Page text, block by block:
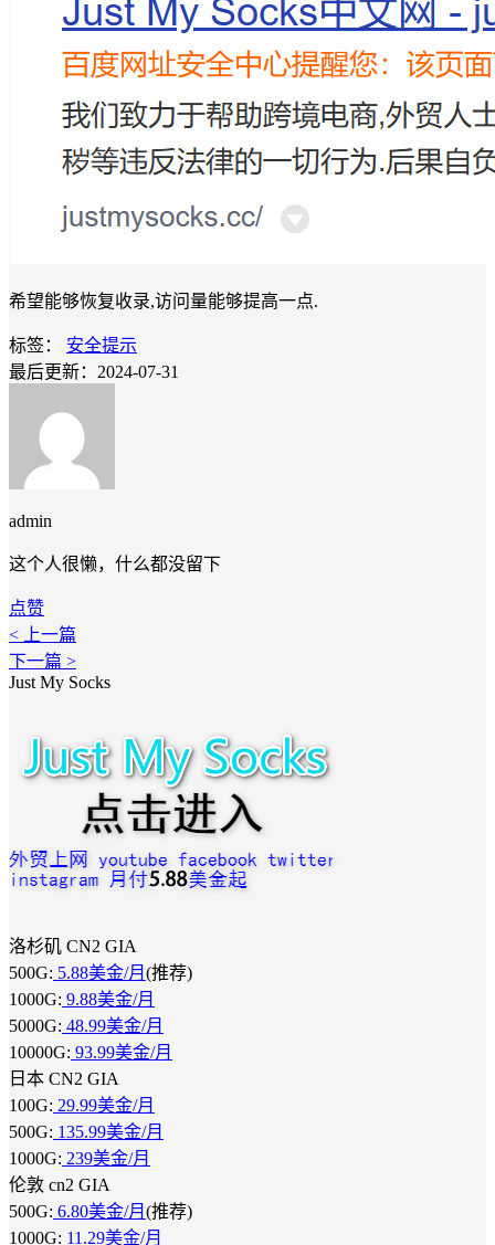
希望能够恢复收录,访问量能够提高一点.
标签：
安全提示
最后更新：2024-07-31
admin
这个人很懒，什么都没留下
点赞
< 上一篇
下一篇 >
Just My Socks
洛杉矶 CN2 GIA
500G: 5.88美金/月 (推荐)
1000G: 9.88美金/月
5000G: 48.99美金/月
10000G: 93.99美金/月
日本 CN2 GIA
100G: 29.99美金/月
500G: 135.99美金/月
1000G: 239美金/月
伦敦 cn2 GIA
500G: 6.80美金/月 (推荐)
1000G: 11.29美金/月